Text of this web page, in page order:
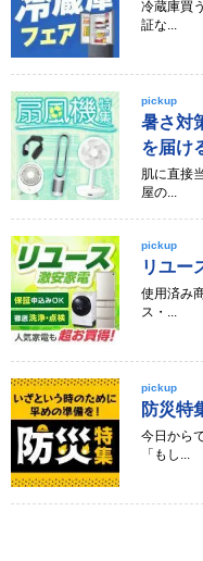
冷蔵庫買
証な...
pickup
暑さ対
を届け
肌に直接
屋の...
pickup
リユー
使用済み
ス・...
pickup
防災特
今日から
「もし...